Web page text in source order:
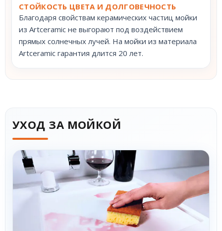
СТОЙКОСТЬ ЦВЕТА И ДОЛГОВЕЧНОСТЬ
Благодаря свойствам керамических частиц мойки
из Artceramic не выгорают под воздействием
прямых солнечных лучей. На мойки из материала
Artceramic гарантия длится 20 лет.
УХОД ЗА МОЙКОЙ